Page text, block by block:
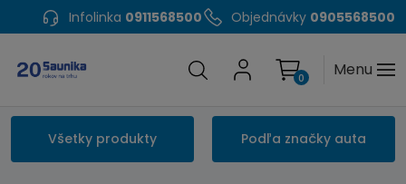
Infolinka 0911568500 Objednávky 0905568500
Menu
0
Všetky produkty Podľa značky auta